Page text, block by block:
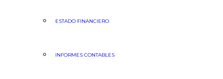
ESTADO FINANCIERO
INFORMES CONTABLES